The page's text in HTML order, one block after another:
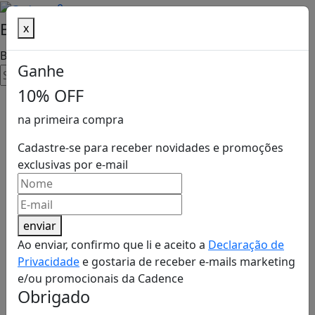
0
Buscar
Buscar
DEPARTAMENTOS
Blenders
Liquidificadores
Grills e Sanduicheiras
Cafeteiras
Fritadeiras
Mixers
Processadores
Coifas
x
Ganhe
10% OFF
na primeira compra
Cadastre-se para receber novidades e promoções
exclusivas por e-mail
enviar
Ao enviar, confirmo que li e aceito a Declaração de
Privacidade e gostaria de receber e-mails marketing
e/ou promocionais da Cadence
Obrigado
Cozinha
Blenders
Liquidificadores
Grills e Sanduicheiras
Chaleiras Elétricas
Cafeteiras
Fritadeiras
Mixers
Lar
Ferros e Passadeiras
Conforto Térmico
Aquecedores
Climatizadores
Ventiladores
Cuidados Pessoais
Escovas Secadoras
Secadores
Cortadores de Cabelo
Pranchas